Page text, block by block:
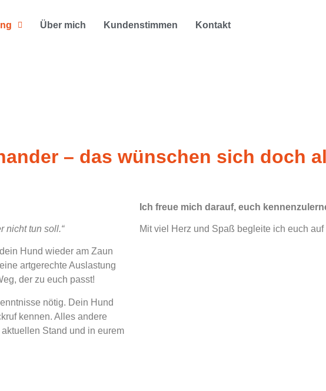
Über mich Kundenstimmen Kontakt
– das wünschen sich doch
nicht tun soll.“
Hund wieder am Zaun
artgerechte Auslastung
der zu euch passt!
nötig. Dein Hund
kennen. Alles andere
Stand und in eurem
Ich freue mich darauf, euch
Mit viel Herz und Spaß begleite ich euch auf